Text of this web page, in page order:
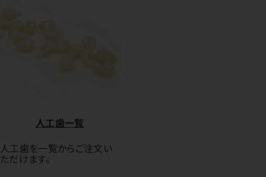
人工歯一覧
人工歯を一覧からご注文い
ただけます。